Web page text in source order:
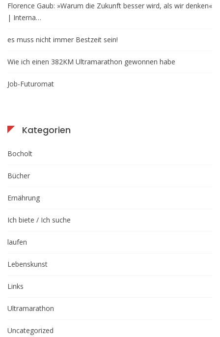
Florence Gaub: »Warum die Zukunft besser wird, als wir denken«
| Interna…
es muss nicht immer Bestzeit sein!
Wie ich einen 382KM Ultramarathon gewonnen habe
Job-Futuromat
Kategorien
Bocholt
Bücher
Ernährung
Ich biete / Ich suche
laufen
Lebenskunst
Links
Ultramarathon
Uncategorized